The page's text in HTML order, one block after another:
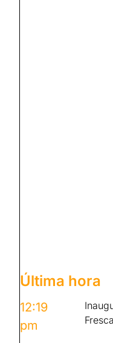
Última hora
12:19
pm